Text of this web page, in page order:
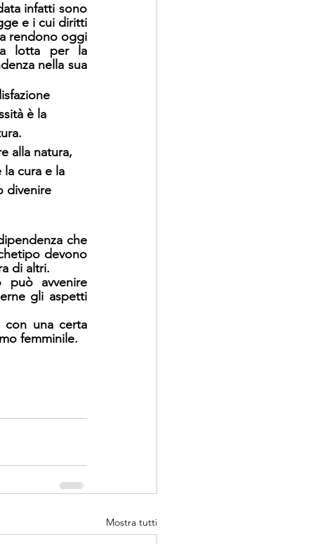
infatti sono
e i cui diritti
rendono oggi
lotta per la
nella sua
è la
alla natura,
cura e la
divenire
che
devono
di altri.
può avvenire
gli aspetti
con una certa
femminile.
Mostra tutti